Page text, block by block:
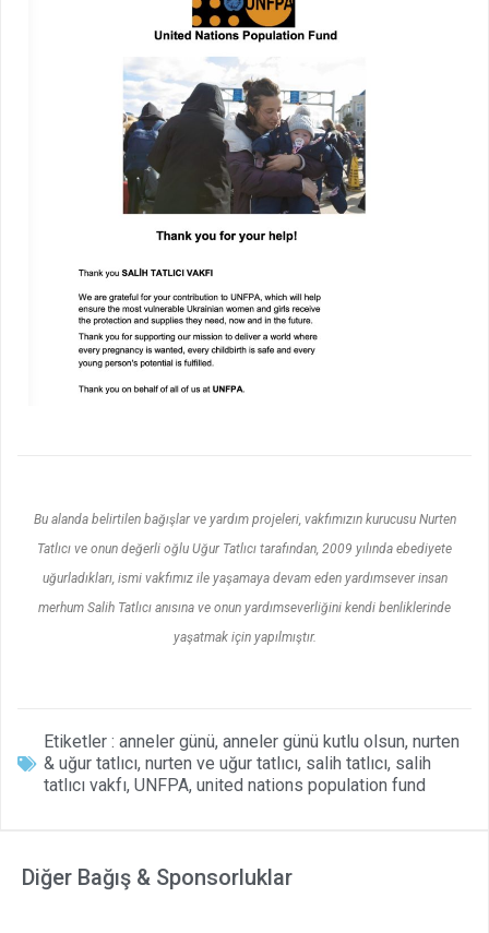
Bu alanda belirtilen bağışlar ve yardım projeleri, vakfımızın kurucusu Nurten
Tatlıcı ve onun değerli oğlu Uğur Tatlıcı tarafından, 2009 yılında ebediyete
uğurladıkları, ismi vakfımız ile yaşamaya devam eden yardımsever insan
merhum Salih Tatlıcı anısına ve onun yardımseverliğini kendi benliklerinde
yaşatmak için yapılmıştır.
Etiketler : anneler günü, anneler günü kutlu olsun, nurten
& uğur tatlıcı, nurten ve uğur tatlıcı, salih tatlıcı, salih
tatlıcı vakfı, UNFPA, united nations population fund
Diğer Bağış & Sponsorluklar